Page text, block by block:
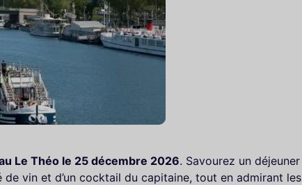
Le Théo le 25 décembre 2026. Savourez un déjeuner
vin et d’un cocktail du capitaine, tout en admirant les